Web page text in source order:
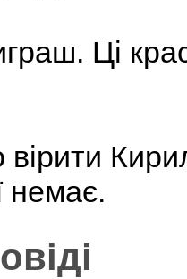
Ці
немає.